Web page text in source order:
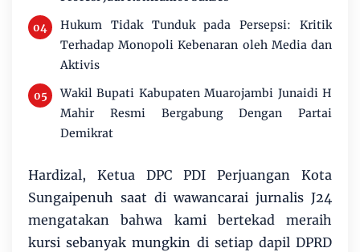
Hukum Tidak Tunduk pada Persepsi: Kritik
Terhadap Monopoli Kebenaran oleh Media dan
Aktivis
Wakil Bupati Kabupaten Muarojambi Junaidi H
Mahir Resmi Bergabung Dengan Partai
Demikrat
Hardizal, Ketua DPC PDI Perjuangan Kota
Sungaipenuh saat di wawancarai jurnalis J24
mengatakan bahwa kami bertekad meraih
kursi sebanyak mungkin di setiap dapil DPRD